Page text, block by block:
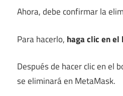
Ahora, debe confirmar la
Para hacerlo, haga clic en
Después de hacer clic en el
se eliminará en MetaMask.